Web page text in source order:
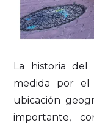
La historia del
medida por el
ubicación
importante,